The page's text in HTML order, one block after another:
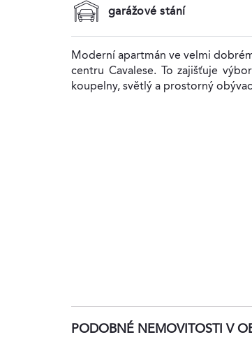
garážové stání
Moderní apartmán ve velmi
centru Cavalese. To zajišťuje
koupelny, světlý a prostorný
PODOBNÉ NEMOVITOSTI V